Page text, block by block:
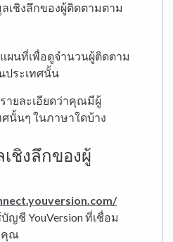
เชิงลึกของผู้ติดตามตาม
ผนที่เพื่อดูจำนวนผู้ติดตาม
ระเทศนั้น
ายละเอียดว่าคุณมีผู้
นั้นๆ ในภาษาใดบ้าง
ชิงลึกของผู้
ญชี YouVersion ที่เชื่อม
คุณ